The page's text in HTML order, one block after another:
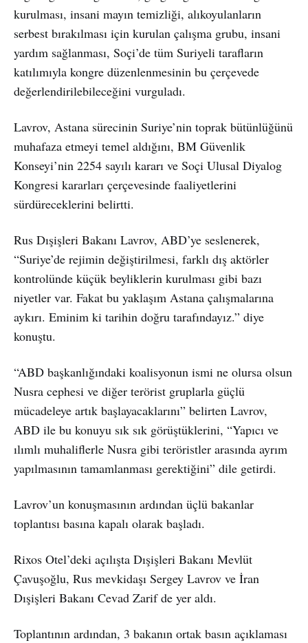
kurulması, insani mayın temizliği, alıkoyulanların
serbest bırakılması için kurulan çalışma grubu, insani
yardım sağlanması, Soçi’de tüm Suriyeli tarafların
katılımıyla kongre düzenlenmesinin bu çerçevede
değerlendirilebileceğini vurguladı.
Lavrov, Astana sürecinin Suriye’nin toprak bütünlüğünü
muhafaza etmeyi temel aldığını, BM Güvenlik
Konseyi’nin 2254 sayılı kararı ve Soçi Ulusal Diyalog
Kongresi kararları çerçevesinde faaliyetlerini
sürdüreceklerini belirtti.
Rus Dışişleri Bakanı Lavrov, ABD’ye seslenerek,
“Suriye’de rejimin değiştirilmesi, farklı dış aktörler
kontrolünde küçük beyliklerin kurulması gibi bazı
niyetler var. Fakat bu yaklaşım Astana çalışmalarına
aykırı. Eminim ki tarihin doğru tarafındayız.” diye
konuştu.
“ABD başkanlığındaki koalisyonun ismi ne olursa olsun
Nusra cephesi ve diğer terörist gruplarla güçlü
mücadeleye artık başlayacaklarını” belirten Lavrov,
ABD ile bu konuyu sık sık görüştüklerini, “Yapıcı ve
ılımlı muhaliflerle Nusra gibi teröristler arasında ayrım
yapılmasının tamamlanması gerektiğini” dile getirdi.
Lavrov’un konuşmasının ardından üçlü bakanlar
toplantısı basına kapalı olarak başladı.
Rixos Otel’deki açılışta Dışişleri Bakanı Mevlüt
Çavuşoğlu, Rus mevkidaşı Sergey Lavrov ve İran
Dışişleri Bakanı Cevad Zarif de yer aldı.
Toplantının ardından, 3 bakanın ortak basın açıklaması